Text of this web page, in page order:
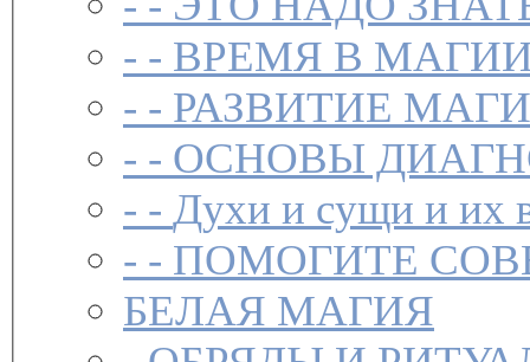
- - ВРЕМЯ В
- - РАЗВИТИЕ
- - ОСНОВЫ
- - Духи и сущи и их
- - ПОМОГИТЕ
БЕЛАЯ МАГИЯ